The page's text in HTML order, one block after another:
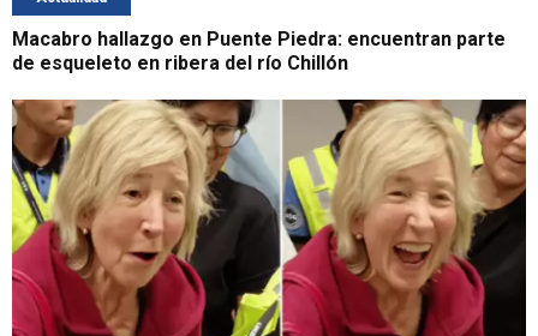
Macabro hallazgo en Puente Piedra: encuentran parte
de esqueleto en ribera del río Chillón